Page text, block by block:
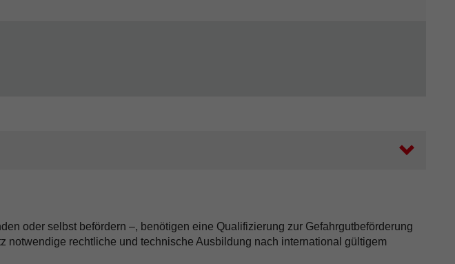
oder selbst befördern –, benötigen eine Qualifizierung zur Gefahrgutbeförderung
rechtliche und technische Ausbildung nach international gültigem